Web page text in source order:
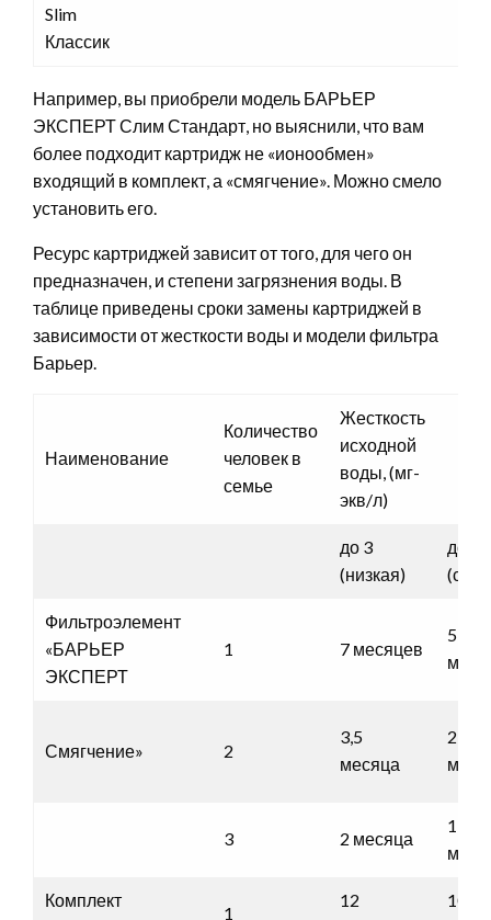
Slim
Классик
Например, вы приобрели модель БАРЬЕР
ЭКСПЕРТ Слим Стандарт, но выяснили, что вам
более подходит картридж не «ионообмен»
входящий в комплект, а «смягчение». Можно смело
установить его.
Ресурс картриджей зависит от того, для чего он
предназначен, и степени загрязнения воды. В
таблице приведены сроки замены картриджей в
зависимости от жесткости воды и модели фильтра
Барьер.
Наименование
Количество
человек в
семье
Жесткость
исходной
воды, (мг-
экв/л)
до 3
(низкая)
до 4
Фильтроэлемент
«БАРЬЕР
ЭКСПЕРТ
1 7 месяцев
5
Смягчение» 2
3,5
месяца
2,5
3 2 месяца
1,5
Комплект
1
12
10